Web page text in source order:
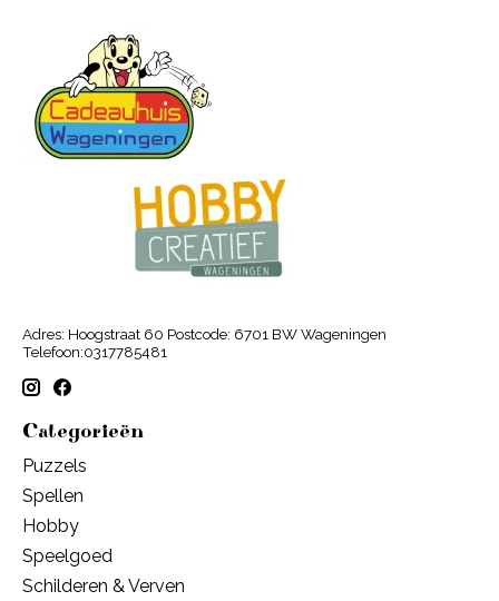
Adres: Hoogstraat 60 Postcode: 6701 BW Wageningen
Telefoon:0317785481
Categorieën
Puzzels
Spellen
Hobby
Speelgoed
Schilderen & Verven